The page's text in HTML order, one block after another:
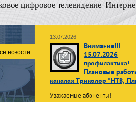
цифровое телевидение
новости
13.07.2026
Внимание!!!
15.07.2026
профилактика!
Плановые
каналах Триколор "НТВ,
Уважаемые абоненты!